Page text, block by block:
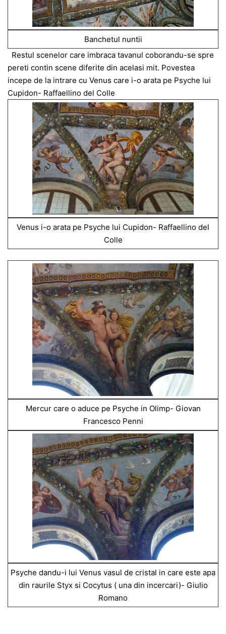
Banchetul nuntii
Restul scenelor care imbraca tavanul coborandu-se spre
pereti contin scene diferite din acelasi mit. Povestea
incepe de la intrare cu Venus care i-o arata pe Psyche lui
Cupidon- Raffaellino del Colle
Venus i-o arata pe Psyche lui Cupidon- Raffaellino del
Colle
Mercur care o aduce pe Psyche in Olimp- Giovan
Francesco Penni
Psyche dandu-i lui Venus vasul de cristal in care este apa
din raurile Styx si Cocytus ( una din incercari)- Giulio
Romano